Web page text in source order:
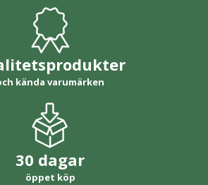
kända varumärken
30 dagar
öppet köp